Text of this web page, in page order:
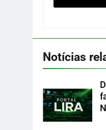
Notícias